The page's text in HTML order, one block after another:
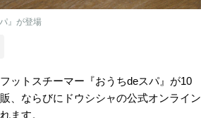
』が登場
ットスチーマー『おうちdeスパ』が10
、ならびにドウシシャの公式オンライン
ます。